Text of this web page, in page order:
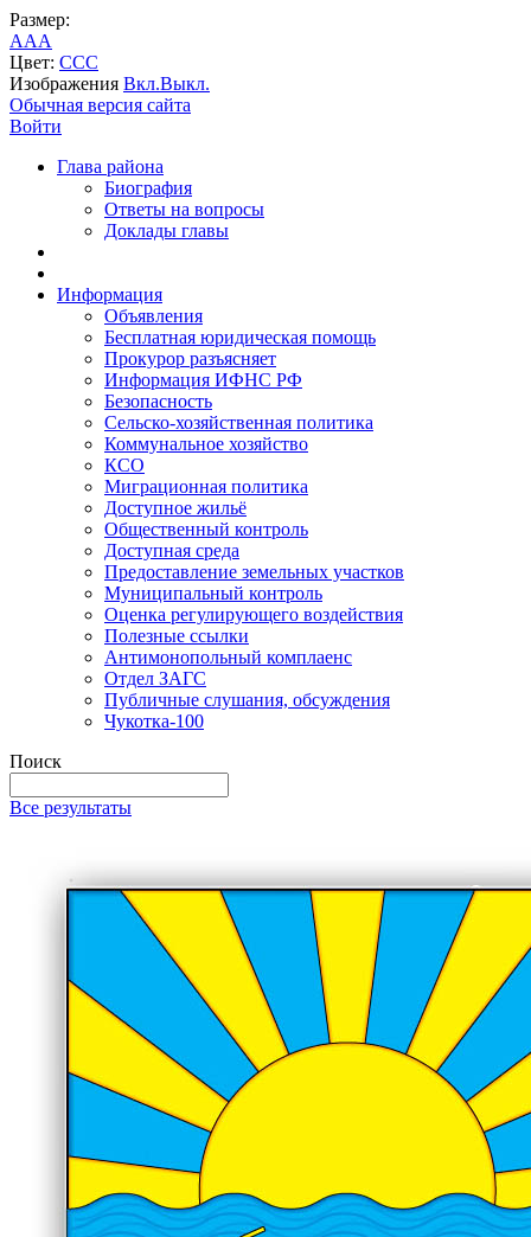
Размер:
AAA
Цвет: CCC
Изображения Вкл.Выкл.
Обычная версия сайта
Войти
Глава района
Биография
Ответы на вопросы
Доклады главы
Информация
Объявления
Бесплатная юридическая помощь
Прокурор разъясняет
Информация ИФНС РФ
Безопасность
Сельско-хозяйственная политика
Коммунальное хозяйство
КСО
Миграционная политика
Доступное жильё
Общественный контроль
Доступная среда
Предоставление земельных участков
Муниципальный контроль
Оценка регулирующего воздействия
Полезные ссылки
Антимонопольный комплаенс
Отдел ЗАГС
Публичные слушания, обсуждения
Чукотка-100
Поиск
Все результаты